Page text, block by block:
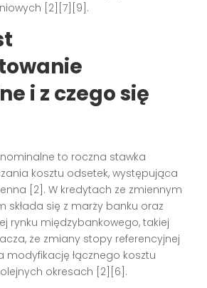
[2][7][9].
i z czego się
to roczna stawka
kosztu odsetek, występująca
[2]. W kredytach ze zmiennym
składa się z marży banku oraz
rynku międzybankowego, takiej
że zmiany stopy referencyjnej
modyfikację łącznego kosztu
okresach [2][6].